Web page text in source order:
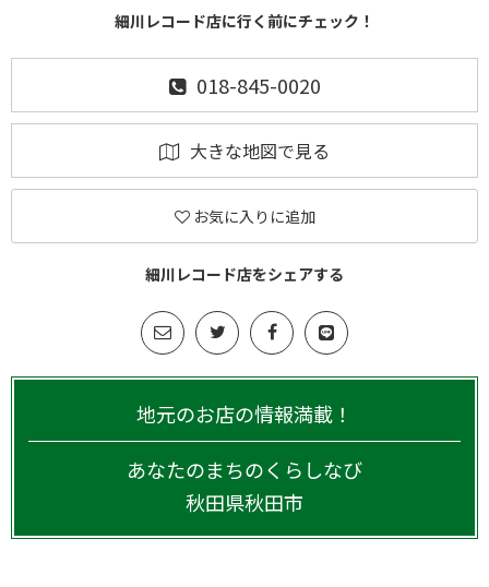
細川レコード店に行く前にチェック！
018-845-0020
大きな地図で見る
お気に入りに追加
細川レコード店をシェアする
地元のお店の情報満載！
あなたのまちのくらしなび
秋田県秋田市